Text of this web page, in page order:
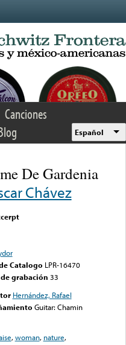
Canciones
Español
De Gardenia
Chávez
Catalogo LPR-16470
grabación 33
Hernández, Rafael
Guitar: Chamin
,woman, nature,